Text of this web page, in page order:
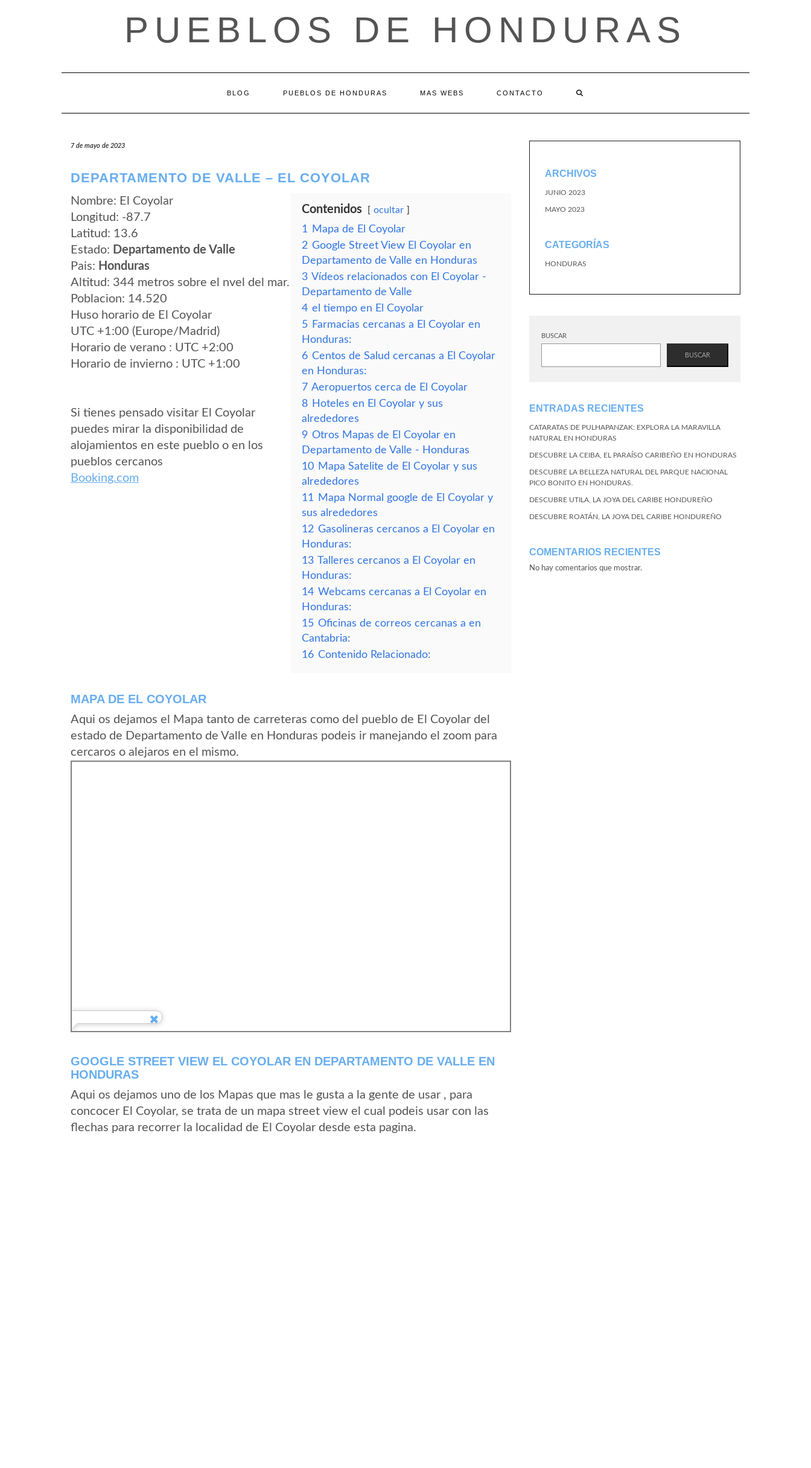
PUEBLOS DE HONDURAS
BLOG PUEBLOS DE HONDURAS MAS WEBS CONTACTO
7 de mayo de 2023
DEPARTAMENTO DE VALLE – EL COYOLAR
Nombre: El Coyolar
Longitud: -87.7
Latitud: 13.6
Estado: Departamento de Valle
Pais: Honduras
Altitud: 344 metros sobre el nvel del mar.
Poblacion: 14.520
Huso horario de El Coyolar
UTC +1:00 (Europe/Madrid)
Horario de verano : UTC +2:00
Horario de invierno : UTC +1:00
Si tienes pensado visitar El Coyolar
puedes mirar la disponibilidad de
alojamientos en este pueblo o en los
pueblos cercanos
Booking.com
Contenidos ocultar
1
Mapa de El Coyolar
2 Google Street View El Coyolar en
Departamento de Valle en Honduras
3 Vídeos relacionados con El Coyolar -
Departamento de Valle
4 el tiempo en El Coyolar
5 Farmacias cercanas a El Coyolar en
Honduras:
6 Centos de Salud cercanas a El Coyolar
en Honduras:
7 Aeropuertos cerca de El Coyolar
8 Hoteles en El Coyolar y sus
alrededores
9 Otros Mapas de El Coyolar en
Departamento de Valle - Honduras
10 Mapa Satelite de El Coyolar y sus
alrededores
11
Mapa Normal google de El Coyolar y
sus alrededores
12 Gasolineras cercanos a El Coyolar en
Honduras:
13 Talleres cercanos a El Coyolar en
Honduras:
14 Webcams cercanas a El Coyolar en
Honduras:
15 Oficinas de correos cercanas a en
Cantabria:
16 Contenido Relacionado:
MAPA DE EL COYOLAR
Aqui os dejamos el Mapa tanto de carreteras como del pueblo de El Coyolar del
estado de Departamento de Valle en Honduras podeis ir manejando el zoom para
cercaros o alejaros en el mismo.
GOOGLE STREET VIEW EL COYOLAR EN DEPARTAMENTO DE VALLE EN
HONDURAS
Aqui os dejamos uno de los Mapas que mas le gusta a la gente de usar , para
concocer El Coyolar, se trata de un mapa street view el cual podeis usar con las
flechas para recorrer la localidad de El Coyolar desde esta pagina.
ARCHIVOS
JUNIO 2023
MAYO 2023
CATEGORÍAS
HONDURAS
BUSCAR
BUSCAR
ENTRADAS RECIENTES
CATARATAS DE PULHAPANZAK: EXPLORA LA MARAVILLA
NATURAL EN HONDURAS
DESCUBRE LA CEIBA, EL PARAÍSO CARIBEÑO EN HONDURAS
DESCUBRE LA BELLEZA NATURAL DEL PARQUE NACIONAL
PICO BONITO EN HONDURAS.
DESCUBRE UTILA, LA JOYA DEL CARIBE HONDUREÑO
DESCUBRE ROATÁN, LA JOYA DEL CARIBE HONDUREÑO
COMENTARIOS RECIENTES
No hay comentarios que mostrar.